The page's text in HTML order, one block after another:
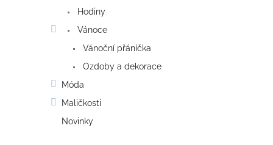
Hodiny
Vánoce
Vánoční přáníčka
Ozdoby a dekorace
Móda
Maličkosti
Novinky